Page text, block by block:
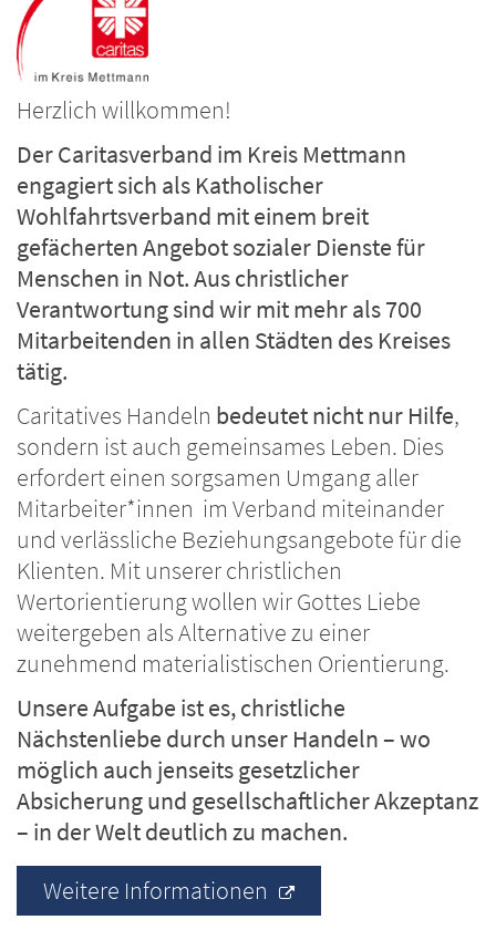
Herzlich willkommen!
Der Caritasverband im Kreis Mettmann
engagiert sich als Katholischer
Wohlfahrtsverband mit einem breit
gefächerten Angebot sozialer Dienste für
Menschen in Not. Aus christlicher
Verantwortung sind wir mit mehr als 700
Mitarbeitenden in allen Städten des Kreises
tätig.
Caritatives Handeln bedeutet nicht nur Hilfe,
sondern ist auch gemeinsames Leben. Dies
erfordert einen sorgsamen Umgang aller
Mitarbeiter*innen im Verband miteinander
und verlässliche Beziehungsangebote für die
Klienten. Mit unserer christlichen
Wertorientierung wollen wir Gottes Liebe
weitergeben als Alternative zu einer
zunehmend materialistischen Orientierung.
Unsere Aufgabe ist es, christliche
Nächstenliebe durch unser Handeln – wo
möglich auch jenseits gesetzlicher
Absicherung und gesellschaftlicher Akzeptanz
– in der Welt deutlich zu machen.
Weitere Informationen